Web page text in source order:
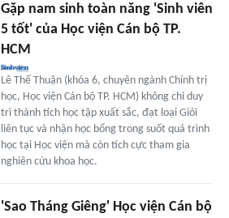
Gặp nam sinh toàn năng 'Sinh viên
5 tốt' của Học viện Cán bộ TP.
HCM
Lê Thế Thuận (khóa 6, chuyên ngành Chính trị
học, Học viện Cán bộ TP. HCM) không chỉ duy
trì thành tích học tập xuất sắc, đạt loại Giỏi
liên tục và nhận học bổng trong suốt quá trình
học tại Học viện mà còn tích cực tham gia
nghiên cứu khoa học.
'Sao Tháng Giêng' Học viện Cán bộ